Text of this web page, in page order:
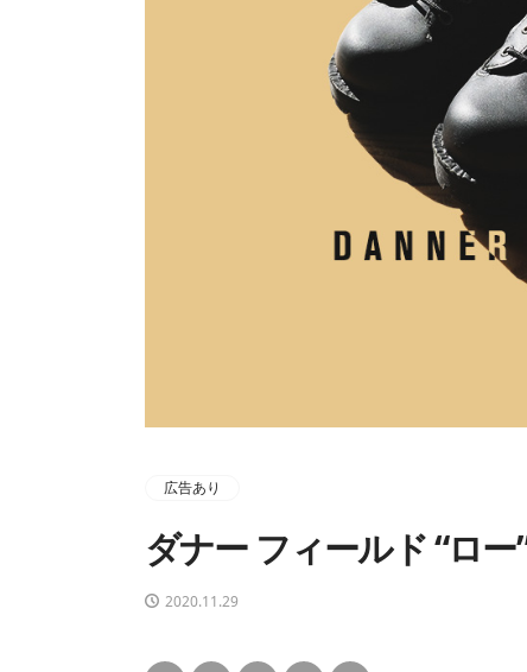
広告あり
ダナー フィールド “ロ
2020.11.29